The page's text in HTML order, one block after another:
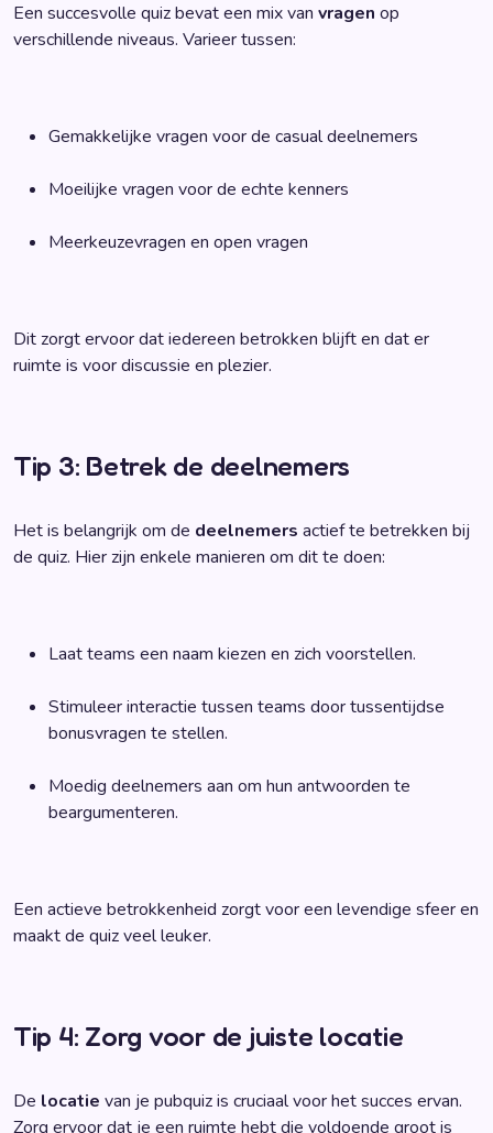
Een succesvolle quiz bevat een mix van vragen op
verschillende niveaus. Varieer tussen:
Gemakkelijke vragen voor de casual deelnemers
Moeilijke vragen voor de echte kenners
Meerkeuzevragen en open vragen
Dit zorgt ervoor dat iedereen betrokken blijft en dat er
ruimte is voor discussie en plezier.
Tip 3: Betrek de deelnemers
Het is belangrijk om de deelnemers actief te betrekken bij
de quiz. Hier zijn enkele manieren om dit te doen:
Laat teams een naam kiezen en zich voorstellen.
Stimuleer interactie tussen teams door tussentijdse
bonusvragen te stellen.
Moedig deelnemers aan om hun antwoorden te
beargumenteren.
Een actieve betrokkenheid zorgt voor een levendige sfeer en
maakt de quiz veel leuker.
Tip 4: Zorg voor de juiste locatie
De locatie van je pubquiz is cruciaal voor het succes ervan.
Zorg ervoor dat je een ruimte hebt die voldoende groot is